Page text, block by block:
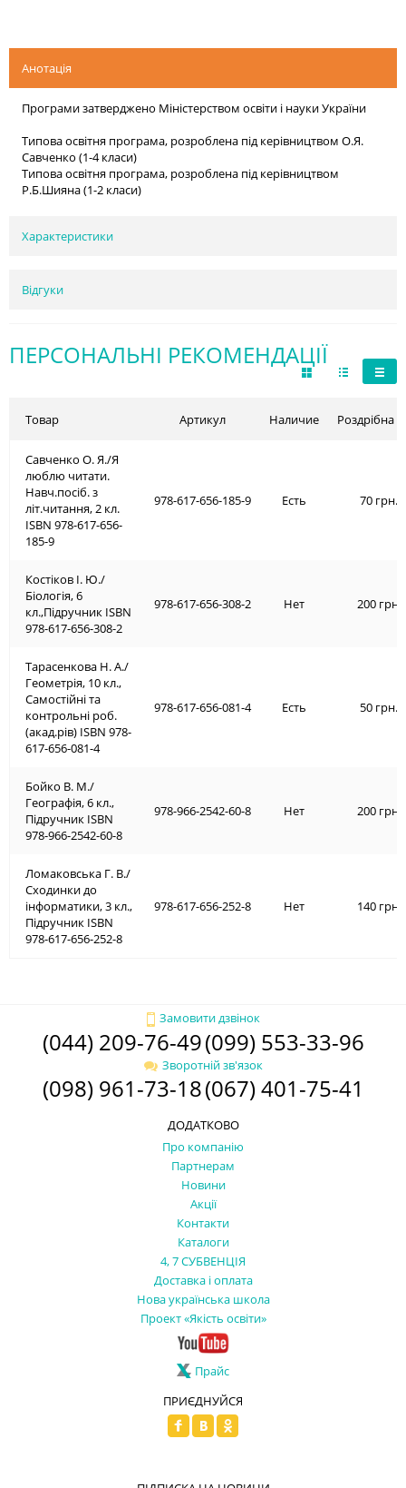
Анотація
Програми затверджено Міністерством освіти і науки України
Типова освітня програма, розроблена під керівництвом О.Я.
Савченко (1-4 класи)
Типова освітня програма, розроблена під керівництвом
Р.Б.Шияна (1-2 класи)
Характеристики
Відгуки
ПЕРСОНАЛЬНІ РЕКОМЕНДАЦІЇ
Товар
Савченко О. Я./Я
люблю читати.
Навч.посіб. з
літ.читання, 2 кл.
ISBN 978-617-656-
185-9
Костіков І. Ю./
Біологія, 6
кл.,Підручник ISBN
978-617-656-308-2
Тарасенкова Н. А./
Геометрія, 10 кл.,
Самостійні та
контрольні роб.
(акад.рів) ISBN 978-
617-656-081-4
Бойко В. М./
Географія, 6 кл.,
Підручник ISBN
978-966-2542-60-8
Ломаковська Г. В./
Сходинки до
інформатики, 3 кл.,
Підручник ISBN
978-617-656-252-8
Артикул Наличие Роздрібна
978-617-656-185-9 Есть 70 грн.
978-617-656-308-2 Нет 200 грн.
978-617-656-081-4 Есть 50 грн.
978-966-2542-60-8 Нет 200 грн.
978-617-656-252-8 Нет 140 грн.
Замовити дзвінок
(044) 209-76-49(099) 553-33-96
Зворотній зв'язок
(098) 961-73-18(067) 401-75-41
ДОДАТКОВО
Про компанію
Партнерам
Новини
Акції
Контакти
Каталоги
4, 7 СУБВЕНЦІЯ
Доставка і оплата
Нова українська школа
Проект «Якість освіти»
Прайс
ПРИЄДНУЙСЯ